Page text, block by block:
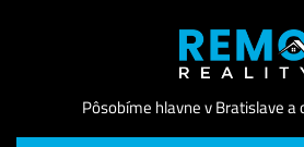
Pôsobíme hlavne v Bratislave a